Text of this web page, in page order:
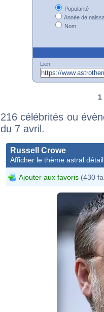
Popularité
Année de
Nom
Lien
1
216 célébrités ou
du 7 avril.
Russell Crowe
Afficher le thème astral
Ajouter aux favoris (430